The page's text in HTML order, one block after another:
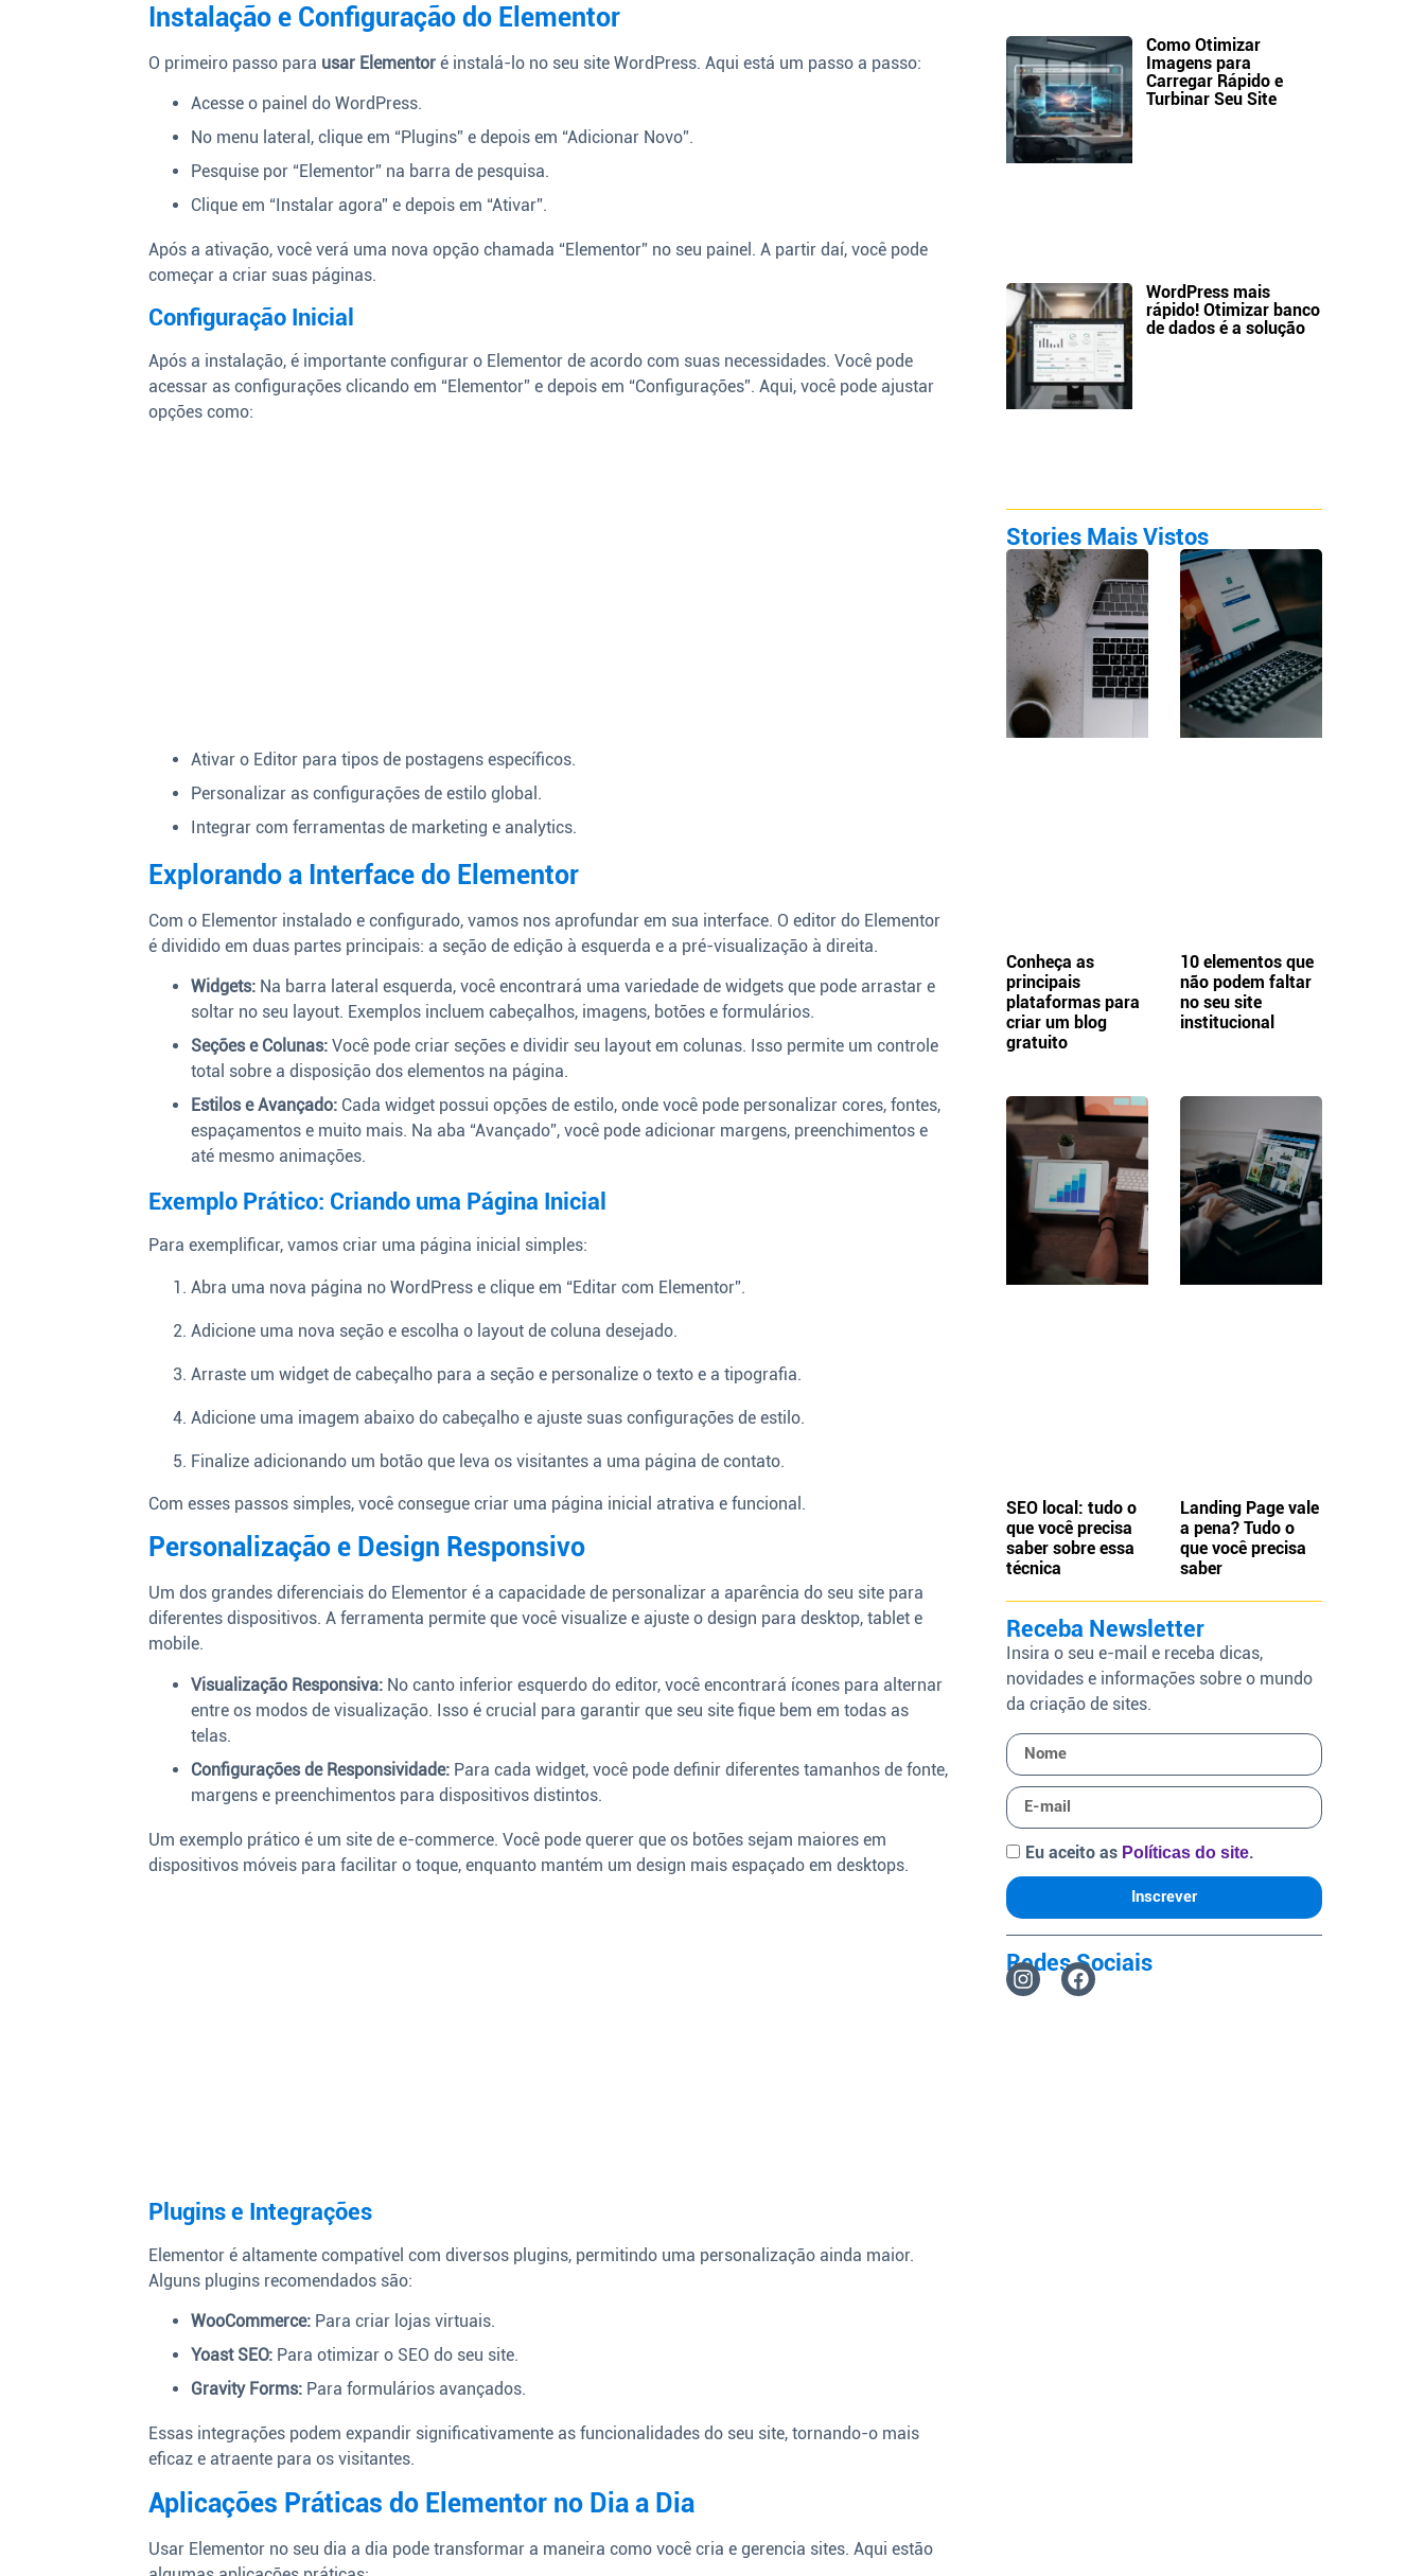
Instalação e Configuração do Elementor
O primeiro passo para usar Elementor é instalá-lo no seu site WordPress. Aqui está um passo a passo:
Acesse o painel do WordPress.
No menu lateral, clique em “Plugins” e depois em “Adicionar Novo”.
Pesquise por “Elementor” na barra de pesquisa.
Clique em “Instalar agora” e depois em “Ativar”.
Após a ativação, você verá uma nova opção chamada “Elementor” no seu painel. A partir daí, você pode
começar a criar suas páginas.
Configuração Inicial
Após a instalação, é importante configurar o Elementor de acordo com suas necessidades. Você pode
acessar as configurações clicando em “Elementor” e depois em “Configurações”. Aqui, você pode ajustar
opções como:
Ativar o Editor para tipos de postagens específicos.
Personalizar as configurações de estilo global.
Integrar com ferramentas de marketing e analytics.
Explorando a Interface do Elementor
Com o Elementor instalado e configurado, vamos nos aprofundar em sua interface. O editor do Elementor
é dividido em duas partes principais: a seção de edição à esquerda e a pré-visualização à direita.
Widgets: Na barra lateral esquerda, você encontrará uma variedade de widgets que pode arrastar e
soltar no seu layout. Exemplos incluem cabeçalhos, imagens, botões e formulários.
Seções e Colunas: Você pode criar seções e dividir seu layout em colunas. Isso permite um controle
total sobre a disposição dos elementos na página.
Estilos e Avançado: Cada widget possui opções de estilo, onde você pode personalizar cores, fontes,
espaçamentos e muito mais. Na aba “Avançado”, você pode adicionar margens, preenchimentos e
até mesmo animações.
Exemplo Prático: Criando uma Página Inicial
Para exemplificar, vamos criar uma página inicial simples:
Abra uma nova página no WordPress e clique em “Editar com Elementor”.
Adicione uma nova seção e escolha o layout de coluna desejado.
Arraste um widget de cabeçalho para a seção e personalize o texto e a tipografia.
Adicione uma imagem abaixo do cabeçalho e ajuste suas configurações de estilo.
Finalize adicionando um botão que leva os visitantes a uma página de contato.
Com esses passos simples, você consegue criar uma página inicial atrativa e funcional.
Personalização e Design Responsivo
Um dos grandes diferenciais do Elementor é a capacidade de personalizar a aparência do seu site para
diferentes dispositivos. A ferramenta permite que você visualize e ajuste o design para desktop, tablet e
mobile.
Visualização Responsiva: No canto inferior esquerdo do editor, você encontrará ícones para alternar
entre os modos de visualização. Isso é crucial para garantir que seu site fique bem em todas as
telas.
Configurações de Responsividade: Para cada widget, você pode definir diferentes tamanhos de fonte,
margens e preenchimentos para dispositivos distintos.
Um exemplo prático é um site de e-commerce. Você pode querer que os botões sejam maiores em
dispositivos móveis para facilitar o toque, enquanto mantém um design mais espaçado em desktops.
Plugins e Integrações
Elementor é altamente compatível com diversos plugins, permitindo uma personalização ainda maior.
Alguns plugins recomendados são:
WooCommerce: Para criar lojas virtuais.
Yoast SEO: Para otimizar o SEO do seu site.
Gravity Forms: Para formulários avançados.
Essas integrações podem expandir significativamente as funcionalidades do seu site, tornando-o mais
eficaz e atraente para os visitantes.
Aplicações Práticas do Elementor no Dia a Dia
Usar Elementor no seu dia a dia pode transformar a maneira como você cria e gerencia sites. Aqui estão
Como Otimizar
Imagens para
Carregar Rápido e
Turbinar Seu Site
WordPress mais
rápido! Otimizar banco
de dados é a solução
Stories Mais Vistos
Conheça as
principais
plataformas para
criar um blog
gratuito
10 elementos que
não podem faltar
no seu site
institucional
SEO local: tudo o
que você precisa
saber sobre essa
técnica
Landing Page vale
a pena? Tudo o
que você precisa
saber
Receba Newsletter
Insira o seu e-mail e receba dicas,
novidades e informações sobre o mundo
da criação de sites.
Eu aceito as Políticas do site.
Inscrever
Redes Sociais